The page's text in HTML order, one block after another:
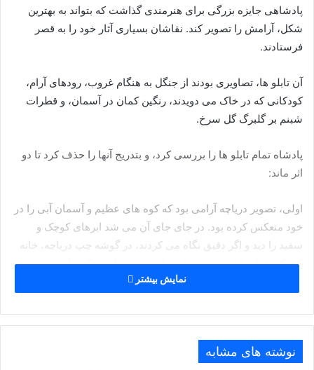
پادشاهی جایزه بزرگی برای هنرمندی گذاشت که بتواند به بهترین
شکل، آرامش را تصویر کند. نقاشان بسیاری آثار خود را به قصر
فرستادند.
آن تابلو ها، تصاویری بودند از جنگل به هنگام غروب، رودهای آرام،
کودکانی که در خاک می دویدند، رنگین کمان در آسمان، و قطرات
شبنم بر گلبرگ گل سرخ.
پادشاه تمام تابلو ها را بررسی کرد، و بتدریج آنها را حذف کرد تا دو
اثر ماند:
اولی، تصویر دریاچه آرامی بود که کوه های عظیم و آسمان آبی را در
خود منعکس کرده بود. در جای جای آن می شد ابرهای کوچک و
سفید را دید و اگر دقیق نگاه می کردند، در گوشه چپ دریاچه، خانه
کوچکی قرار داشت، پنجره اش باز بود، دود از دودکش آن بر می
خواست، که نشان می داد شام گرم و نرمی آماده است.
تصویر دوم هم کوه ها را نمایش می داد. اما کوه ها ناهموار بود، قله
بود، و ابرها آبستن آذرخش، شاید اصلا تگرگ و بارانی سیل آسا بود.
نمایش بیشتر
نوشته های مشابه